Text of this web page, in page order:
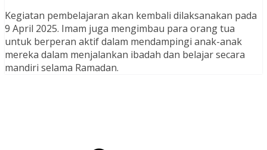
Kegiatan pembelajaran akan kembali dilaksanakan pada
9 April 2025. Imam juga mengimbau para orang tua
untuk berperan aktif dalam mendampingi anak-anak
mereka dalam menjalankan ibadah dan belajar secara
mandiri selama Ramadan.